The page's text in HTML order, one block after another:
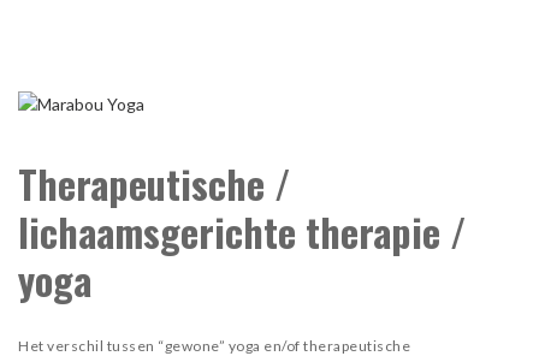
Therapeutische /
lichaamsgerichte therapie /
yoga
Het verschil tussen “gewone” yoga en/of therapeutische